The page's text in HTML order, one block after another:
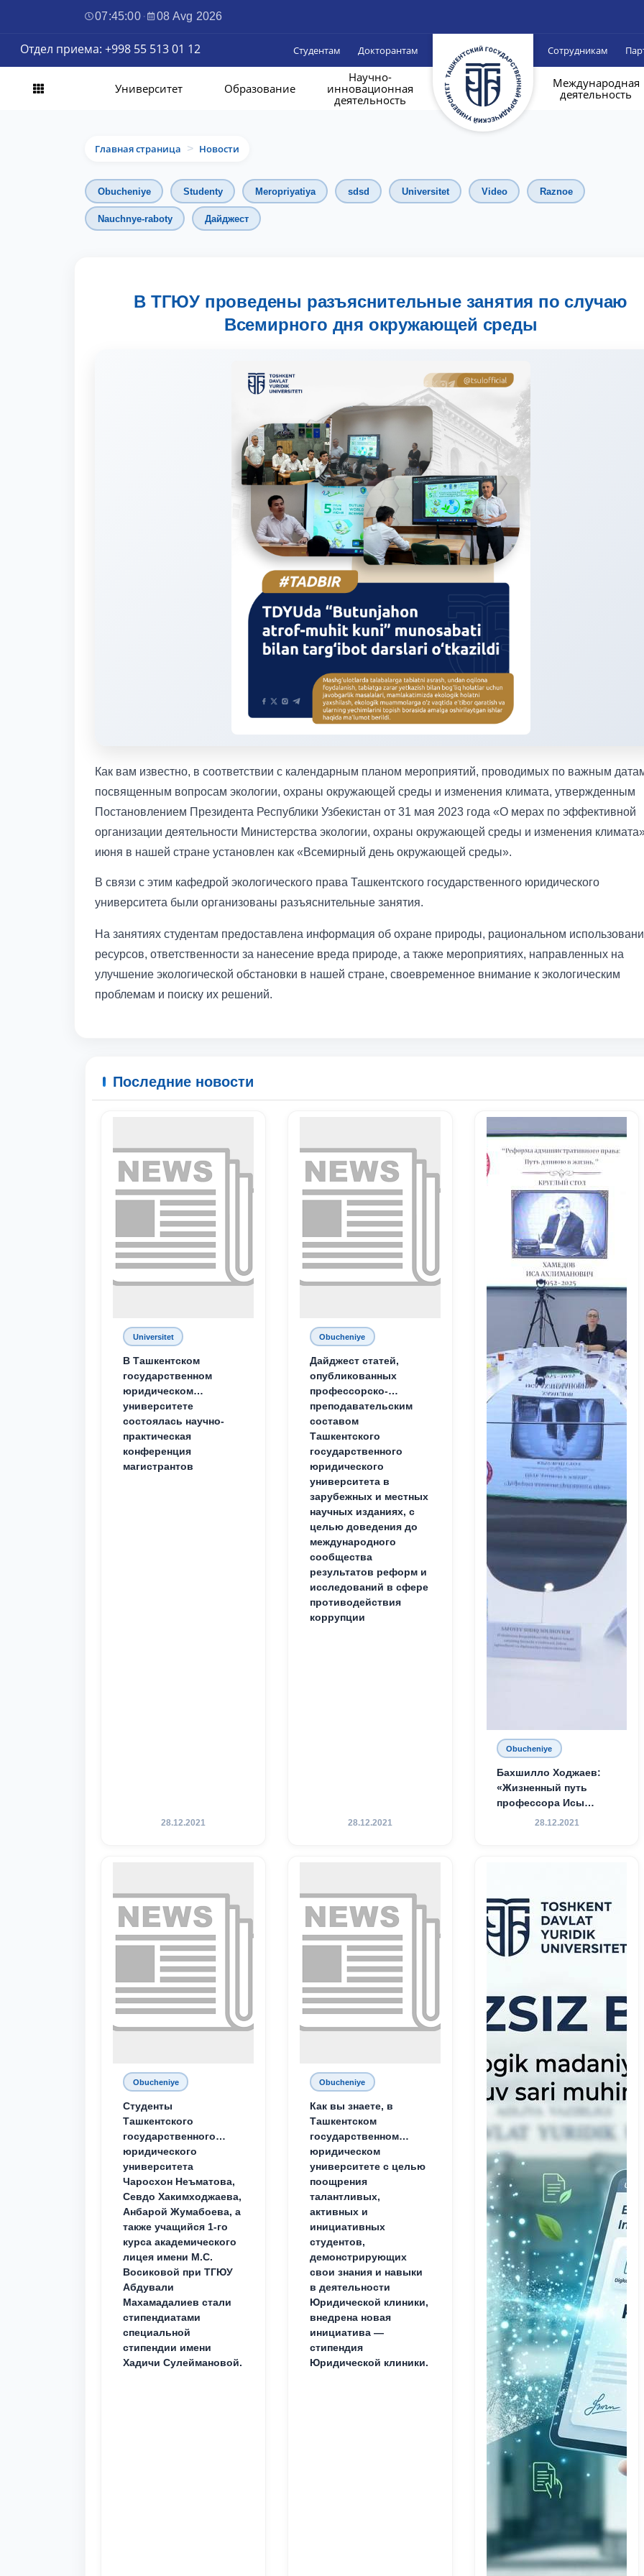
07:45:02 · 08 Avg 2026
Отдел приема: +998 55 513 01 12 Студентам Докторантам Сотрудникам
Университет Образование
Научно-
инновационная
деятельность
Международная
деятельность
Главная страница > Новости
Obucheniye Studenty Meropriyatiya sdsd Universitet Video Raznoe
Nauchnye-raboty Дайджест
В ТГЮУ проведены разъяснительные занятия по случаю
Всемирного дня окружающей среды
Как вам известно, в соответствии с календарным планом мероприятий, проводимых по важным
посвященным вопросам экологии, охраны окружающей среды и изменения климата, утвержденным
Постановлением Президента Республики Узбекистан от 31 мая 2023 года «О мерах по эффективной
организации деятельности Министерства экологии, охраны окружающей среды и изменения
июня в нашей стране установлен как «Всемирный день окружающей среды».
В связи с этим кафедрой экологического права Ташкентского государственного юридического
университета были организованы разъяснительные занятия.
На занятиях студентам предоставлена информация об охране природы, рациональном
ресурсов, ответственности за нанесение вреда природе, а также мероприятиях, направленных на
улучшение экологической обстановки в нашей стране, своевременное внимание к экологическим
проблемам и поиску их решений.
Последние новости
Universitet
В Ташкентском
государственном
юридическом
университете
состоялась научно-
практическая
конференция
магистрантов
28.12.2021
Obucheniye
Дайджест статей,
опубликованных
профессорско-
преподавательским
составом
Ташкентского
государственного
юридического
университета в
зарубежных и местных
научных изданиях, с
целью доведения до
международного
сообщества
результатов реформ и
исследований в сфере
противодействия
коррупции
28.12.2021
Obucheniye
Бахшилло Ходжаев:
«Жизненный путь
профессора Исы
Хамедова — яркий
28.12.2021
Obucheniye
Студенты
Ташкентского
государственного
юридического
университета
Чаросхон Неъматова,
Севдо Хакимходжаева,
Анбарой Жумабоева, а
также учащийся 1-го
курса академического
лицея имени М.С.
Восиковой при ТГЮУ
Абдували
Махамадалиев стали
стипендиатами
специальной
стипендии имени
Хадичи Сулеймановой.
Obucheniye
Как вы знаете, в
Ташкентском
государственном
юридическом
университете с целью
поощрения
талантливых,
активных и
инициативных
студентов,
демонстрирующих
свои знания и навыки
в деятельности
Юридической клиники,
внедрена новая
инициатива —
стипендия
Юридической клиники.